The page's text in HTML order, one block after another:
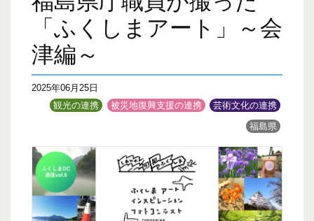
「ふくしまアート」～会
津編～
2025年06月25日
観光の連携
被災地復興支援の連携
芸術文化の連携
福島県